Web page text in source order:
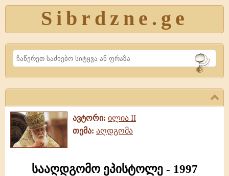
Sibrdzne.ge
Search
ავტორი: ილია II
თემა: აღდგომა
სააღდგომო ეპისტოლე - 1997